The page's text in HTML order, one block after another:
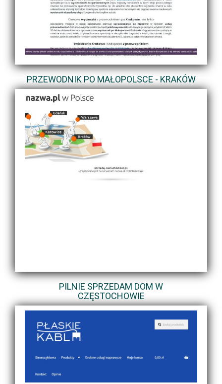
PRZEWODNIK PO MAŁOPOLSCE - KRAKÓW
PILNIE SPRZEDAM DOM W
CZĘSTOCHOWIE